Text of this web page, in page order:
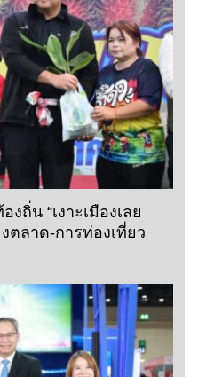
ถิ่น “เงาะเมืองเลย
ตลาด-การท่องเที่ยว